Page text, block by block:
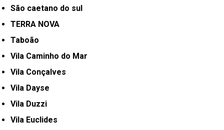
São caetano do sul
TERRA NOVA
Taboão
Vila Caminho do Mar
Vila Conçalves
Vila Dayse
Vila Duzzi
Vila Euclides